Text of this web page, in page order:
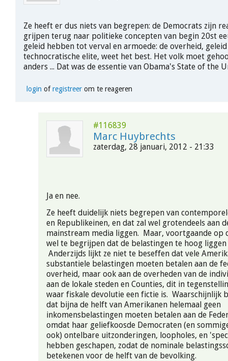
Ze heeft er dus niets van begrepen: de Democrats zijn
grijpen terug naar politieke concepten van begin 20st
geleid hebben tot verval en armoede: de overheid,
technocratische elite, weet het best. Het volk moet
anders ... Dat was de essentie van Obama's State of the
login ofregistreerom te reageren
#116839
Marc Huybrechts
zaterdag, 28 januari, 2012 - 21:33
Ja en nee.
Ze heeft duidelijk niets begrepen van
en Republikeinen, en dat zal wel grotendeels aan
mainstream media liggen. Maar, voortgaande op
wel te begrijpen dat de belastingen te hoog liggen
Anderzijds lijkt ze niet te beseffen dat vele
substantiele belastingen moeten betalen aan de
overheid, maar ook aan de overheden van de
aan de lokale steden en Counties, dit in
waar fiskale devolutie een fictie is. Waarschijnlijk
dat bijna de helft van Amerikanen helemaal geen
inkomensbelastingen moeten betalen aan de
omdat haar geliefkoosde Democraten (en
ook) ontelbare uitzonderingen, loopholes, en
hebben geschapen, zodat de nominale
betekenen voor de helft van de bevolking.